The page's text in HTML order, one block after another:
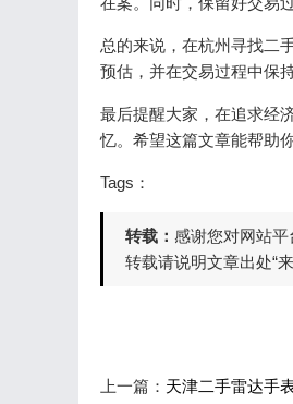
总的来说，在杭州寻找二
预估，并在交易过程中保
最后提醒大家，在追求经
忆。希望这篇文章能帮助
Tags：
转载： 感谢您对网站
转载请说明文章出处“来
上一篇： 天津二手雷达手